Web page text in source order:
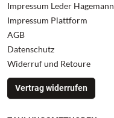
Impressum Leder Hagemann
Impressum Plattform
AGB
Datenschutz
Widerruf und Retoure
Vertrag widerrufen